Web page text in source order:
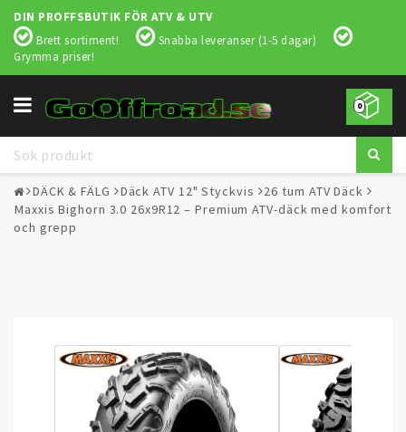
DIN PROFFSBUTIK FÖR ATV & UTV
Brett sortiment!
Snabba leveranser (1-5 dagar)
Grymma priser!
0
Toggle
navigation
DÄCK & FÄLG Däck ATV 12" Styckvis
26 tum ATV Däck
Maxxis Bighorn 3.0 26x9R12 – Premium ATV-däck med komfort
och grepp